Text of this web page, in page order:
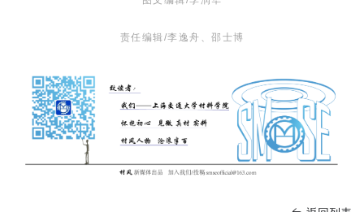
责任编辑/李逸舟、邵士博